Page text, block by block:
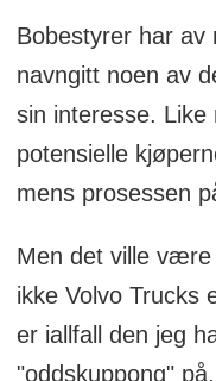
Bobestyrer har av
navngitt noen av
sin interesse.
potensielle
mens prosessen
Men det ville være
ikke Volvo Trucks
er iallfall den jeg
"oddskuppong"